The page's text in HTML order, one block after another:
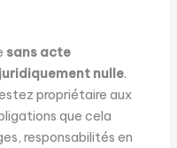
sans acte
nulle.
propriétaire aux
que cela
responsabilités en